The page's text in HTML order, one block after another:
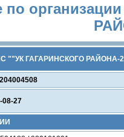
по
""УК ГАГАРИНСКОГО РАЙОНА-
08-27